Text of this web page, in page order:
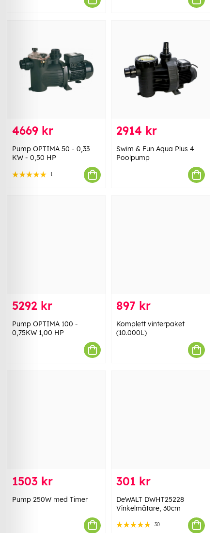
4669 kr
Pump OPTIMA 50 - 0,33
KW - 0,50 HP
1
2914 kr
Swim & Fun Aqua Plus 4
Poolpump
5292 kr
Pump OPTIMA 100 -
0,75KW 1,00 HP
897 kr
Komplett vinterpaket
(10.000L)
1503 kr
Pump 250W med Timer
301 kr
DeWALT DWHT25228
Vinkelmätare, 30cm
30